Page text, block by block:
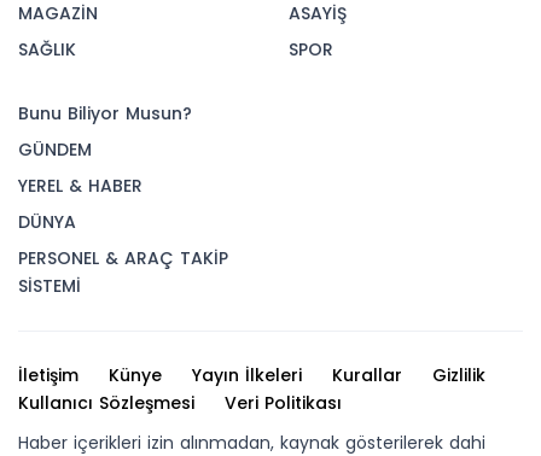
MAGAZİN
SAĞLIK
ASAYİŞ
SPOR
Bunu Biliyor Musun?
GÜNDEM
YEREL & HABER
DÜNYA
PERSONEL & ARAÇ TAKİP
SİSTEMİ
İletişim Künye Yayın İlkeleri Kurallar
Gizlilik
Kullanıcı Sözleşmesi
Veri Politikası
Haber içerikleri izin alınmadan, kaynak gösterilerek dahi